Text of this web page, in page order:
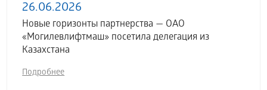
26.06.2026
Новые горизонты партнерства — ОАО
«Могилевлифтмаш» посетила делегация из
Казахстана
Подробнее